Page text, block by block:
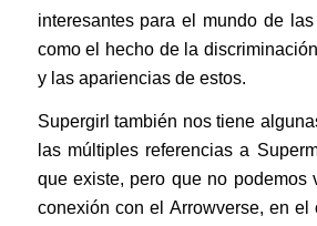
interesantes para el mundo de
como el hecho de la
y las apariencias de estos.
Supergirl también nos tiene
las múltiples referencias a
que existe, pero que no podemos
conexión con el Arrowverse, en